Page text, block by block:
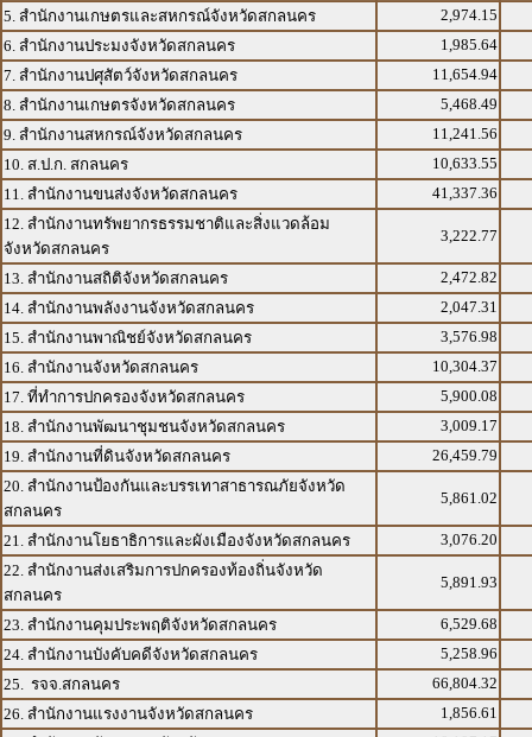
5. สำนักงานเกษตรและสหกรณ์จังหวัดสกลนคร
2,974.15
6. สำนักงานประมงจังหวัดสกลนคร
1,985.64
7. สำนักงานปศุสัตว์จังหวัดสกลนคร
11,654.94
8. สำนักงานเกษตรจังหวัดสกลนคร
5,468.49
9. สำนักงานสหกรณ์จังหวัดสกลนคร
11,241.56
10. ส.ป.ก. สกลนคร
10,633.55
11. สำนักงานขนส่งจังหวัดสกลนคร
41,337.36
12. สำนักงานทรัพยากรธรรมชาติและสิ่งแวดล้อม
จังหวัดสกลนคร
3,222.77
13. สำนักงานสถิติจังหวัดสกลนคร
2,472.82
14. สำนักงานพลังงานจังหวัดสกลนคร
2,047.31
15. สำนักงานพาณิชย์จังหวัดสกลนคร
3,576.98
16. สำนักงานจังหวัดสกลนคร
10,304.37
17. ที่ทำการปกครองจังหวัดสกลนคร
5,900.08
18. สำนักงานพัฒนาชุมชนจังหวัดสกลนคร
3,009.17
19. สำนักงานที่ดินจังหวัดสกลนคร
26,459.79
20. สำนักงานป้องกันและบรรเทาสาธารณภัยจังหวัด
สกลนคร
5,861.02
21. สำนักงานโยธาธิการและผังเมืองจังหวัดสกลนคร
3,076.20
22. สำนักงานส่งเสริมการปกครองท้องถิ่นจังหวัด
สกลนคร
5,891.93
23. สำนักงานคุมประพฤติจังหวัดสกลนคร
6,529.68
24. สำนักงานบังคับคดีจังหวัดสกลนคร
5,258.96
25. รจจ.สกลนคร
66,804.32
26. สำนักงานแรงงานจังหวัดสกลนคร
1,856.61